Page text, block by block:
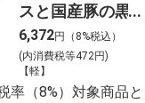
スと国産豚の黒
酢団子と４種料
理の盛合わせ
（大）_【C-2】
6,372円（8%税込）
(内消費税等472円)
【軽】
率（8%）対象商品と